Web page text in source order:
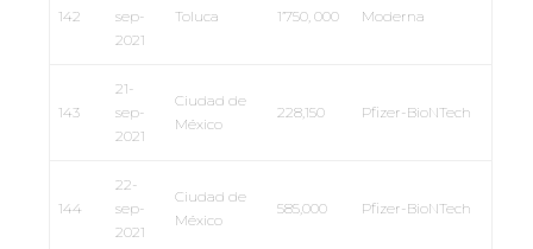
142
sep-
2021
Toluca 1’750, 000 Moderna
143
21-
sep-
2021
Ciudad de
México
228,150 Pfizer-BioNTech
144
22-
sep-
2021
Ciudad de
México
585,000 Pfizer-BioNTech